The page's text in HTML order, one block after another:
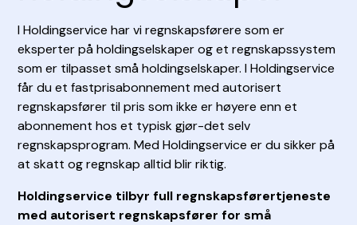
I Holdingservice har vi regnskapsførere som er
eksperter på holdingselskaper og et regnskapssystem
som er tilpasset små holdingselskaper. I Holdingservice
får du et fastprisabonnement med autorisert
regnskapsfører til pris som ikke er høyere enn et
abonnement hos et typisk gjør-det selv
regnskapsprogram. Med Holdingservice er du sikker på
at skatt og regnskap alltid blir riktig.
Holdingservice tilbyr full regnskapsførertjeneste
med autorisert regnskapsfører for små